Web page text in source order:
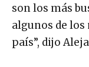
son los más
algunos de
país”, dijo